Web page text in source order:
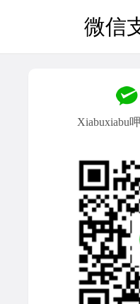
微信
Xiabuxiabu